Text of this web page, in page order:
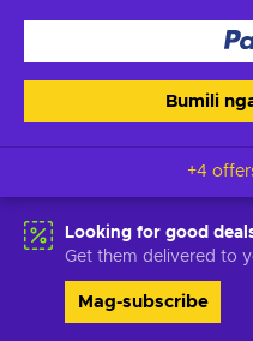
Bumili
+4
Looking for good
Get them delivered to
Mag-subscribe